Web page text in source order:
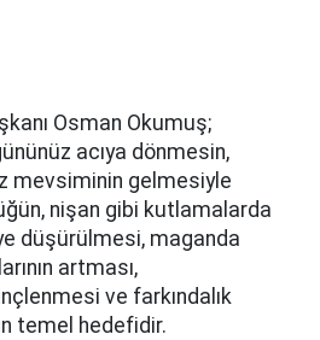
Osman Okumuş;
acıya dönmesin,
mevsiminin gelmesiyle
nişan gibi kutlamalarda
düşürülmesi, maganda
artması,
ve farkındalık
temel hedefidir.